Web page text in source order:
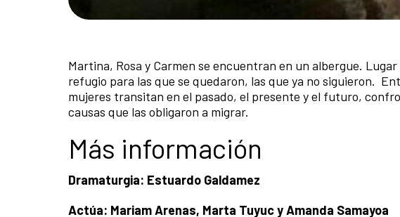
Martina, Rosa y Carmen se encuentran en un albergue.
refugio para las que se quedaron, las que ya no siguieron.
mujeres transitan en el pasado, el presente y el futuro,
causas que las obligaron a migrar.
Más información
Dramaturgia: Estuardo Galdamez
Actúa: Mariam Arenas, Marta Tuyuc y Amanda Samayoa